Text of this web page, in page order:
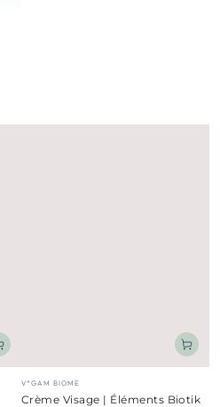
Fournisseur:
V*GAM BIOME
Crème Visage | Éléments Biotik